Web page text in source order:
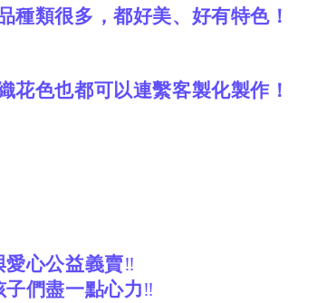
種類很多，都好美、好有特色！
花色也都可以連繫客製化製作！
心公益義賣‼️
們盡一點心力‼️